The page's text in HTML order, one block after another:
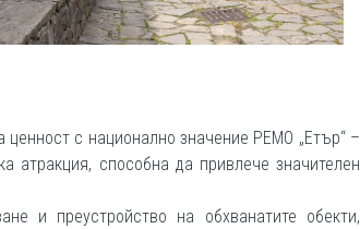
с национално значение РЕМО „Етър“ –
атракция, способна да привлече значителен
и преустройство на обхванатите обекти,